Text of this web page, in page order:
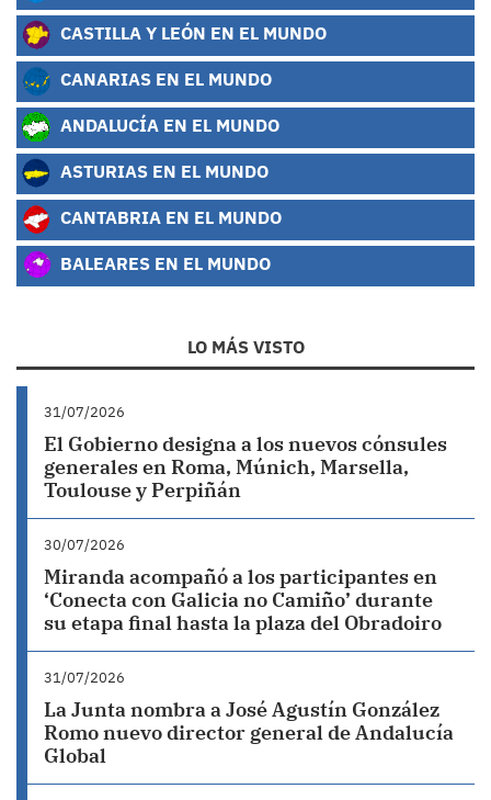
CASTILLA Y LEÓN EN EL MUNDO
CANARIAS EN EL MUNDO
ANDALUCÍA EN EL MUNDO
ASTURIAS EN EL MUNDO
CANTABRIA EN EL MUNDO
BALEARES EN EL MUNDO
LO MÁS VISTO
31/07/2026
El Gobierno designa a los nuevos cónsules
generales en Roma, Múnich, Marsella,
Toulouse y Perpiñán
30/07/2026
Miranda acompañó a los participantes en
‘Conecta con Galicia no Camiño’ durante
su etapa final hasta la plaza del Obradoiro
31/07/2026
La Junta nombra a José Agustín González
Romo nuevo director general de Andalucía
Global